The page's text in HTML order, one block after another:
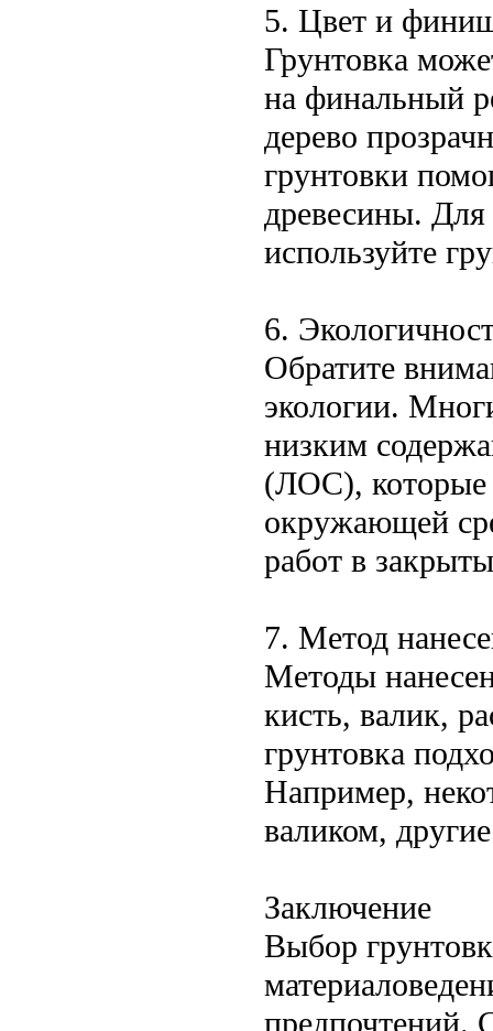
5. Цвет и
Грунтовка
на финальный
дерево
грунтовки
древесины. Для
используйте
6.
Обратите
экологии.
низким
(ЛОС), которые
окружающей
работ в
7. Метод
Методы
кисть, валик,
грунтовка
Например,
валиком,
Заключение
Выбор
предпочтений.